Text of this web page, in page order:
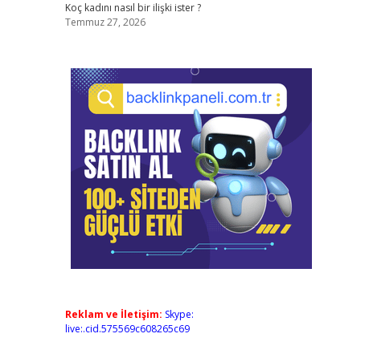
Koç kadını nasıl bir ilişki ister ?
Temmuz 27, 2026
Reklam ve İletişim: Skype:
live:.cid.575569c608265c69